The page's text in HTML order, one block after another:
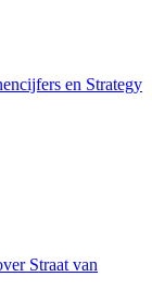
en Strategy
Straat van